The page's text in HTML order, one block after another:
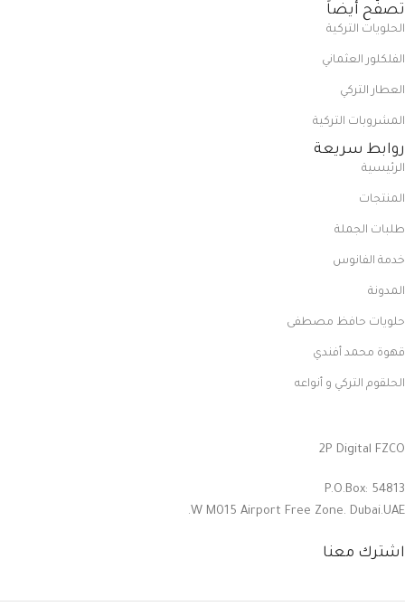
تصفّح أيضاً
الحلويات التركية
الفلكلور العثماني
العطار التركي
المشروبات التركية
روابط سريعة
الرئيسية
المنتجات
طلبات الجملة
خدمة الفانوس
المدونة
حلويات حافظ مصطفى
قهوة محمد أفندي
الحلقوم التركي و أنواعه
2P Digital FZCO
P.O.Box: 54813
W M015 Airport Free Zone. Dubai.UAE.
اشترك معنا